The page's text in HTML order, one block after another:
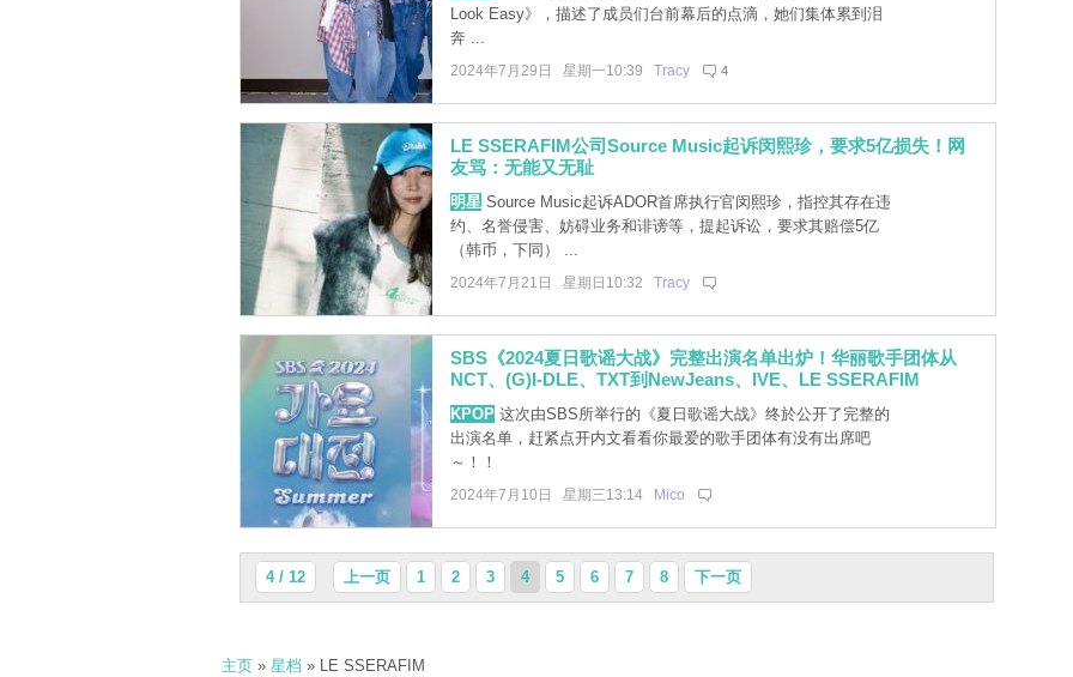
Look Easy》，描述了成员们台前幕后的点滴，她们集体累到泪
奔 ...
2024年7月29日 星期一10:39 Tracy 4
LE SSERAFIM公司Source Music起诉闵熙珍，要求5亿损失！网
友骂：无能又无耻
明星Source Music起诉ADOR首席执行官闵熙珍，指控其存在违
约、名誉侵害、妨碍业务和诽谤等，提起诉讼，要求其赔偿5亿
（韩币，下同） ...
2024年7月21日 星期日10:32 Tracy
SBS《2024夏日歌谣大战》完整出演名单出炉！华丽歌手团体从
NCT、(G)I-DLE、TXT到NewJeans、IVE、LE SSERAFIM
KPOP这次由SBS所举行的《夏日歌谣大战》终於公开了完整的
出演名单，赶紧点开内文看看你最爱的歌手团体有没有出席吧
～！！
2024年7月10日 星期三13:14 Mico
4 / 12 上一页 1 2 3 4 5 6 7 8 下一页
主页» 星档 » LE SSERAFIM